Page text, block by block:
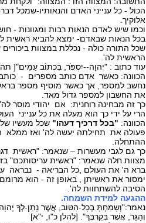
הכול - כל ענייני האדם והנאותיו-שמכל
אלוקיך.
וכמו שיש לאדם הנאות רבות ומגוונות -
בכל הנאות שבאדם- ימצא להביא ראשית
שכל התורה כולה - נכללת במצוות
הראשית לה'.
עוד כתוב : "יְהוָה--יִסְפֹּר, בִּכְתוֹב עַמִּים"[
הכוונה: כאשר אדם כותב מספרים -
נחשב למספר, אך כאשר מוסיף מספר
את החשבון למספר גדול מאד.
כך זה מבחינה רוחנית: אם יהודי מוסר
הרי על ידי כך הוא מעלה את כל ענייני
הכוונה: "בכל דרכיך דעהו" שכל מעשיו של
פעולה את תחילתה יעשה לה' ואז ממלא
ההתחלה.
כך גם לגבי מעשרות – שנאמר: "ראשית
מצוות חלה שנאמר: "ראשית עריסותכם"
ברא ה' את העולם ,כל הבריאה - נבראה
ימסור את ראשיתן , באופן זה - הוא מרומם
הסיבה להשתחוות לה'.
ההגעה למידת השמחה.
נאמר:"וְשָׂמַחְתָּ בְכָל-הַטּוֹב, אֲשֶׁר נָתַן-לְךָ
וְהַגֵּר, אֲשֶׁר בְּקִרְבֶּךָ". [להלן כ"ו, י"א]